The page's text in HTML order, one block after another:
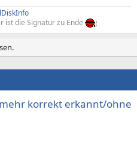
ist die Signatur zu Ende
korrekt erkannt/ohne